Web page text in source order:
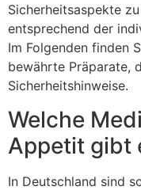
Sicherheitsaspekte
entsprechend der
Im Folgenden finden
bewährte Präparate,
Sicherheitshinweise.
Welche
Appetit gibt
In Deutschland sind